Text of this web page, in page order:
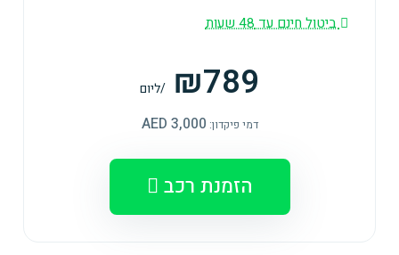
ביטול חינם עד 48 שעות
₪789 /ליום
דמי פיקדון: 3,000 AED
הזמנת רכב